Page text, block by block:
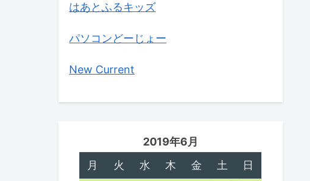
はあとふるキッズ
パソコンどーじょー
New Current
2019年6月
月
火 水 木 金 土 日